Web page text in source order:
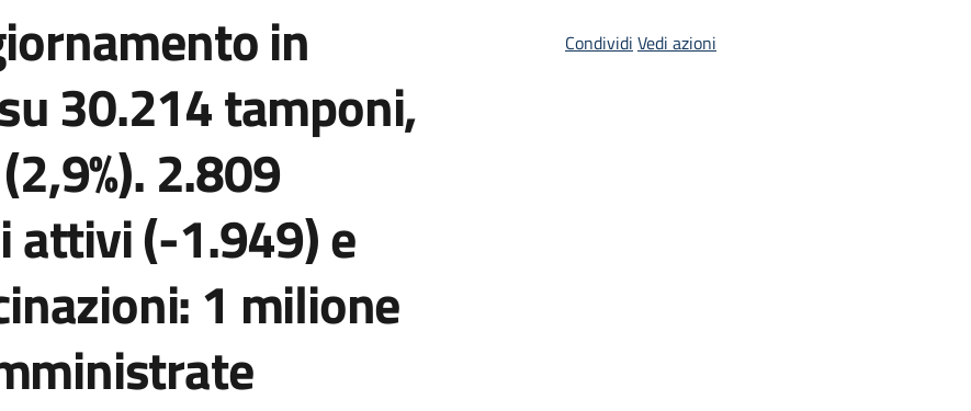
in
30.214 tamponi,
2.809
attivi (-1.949) e
1 milione
Condividi Vedi azioni